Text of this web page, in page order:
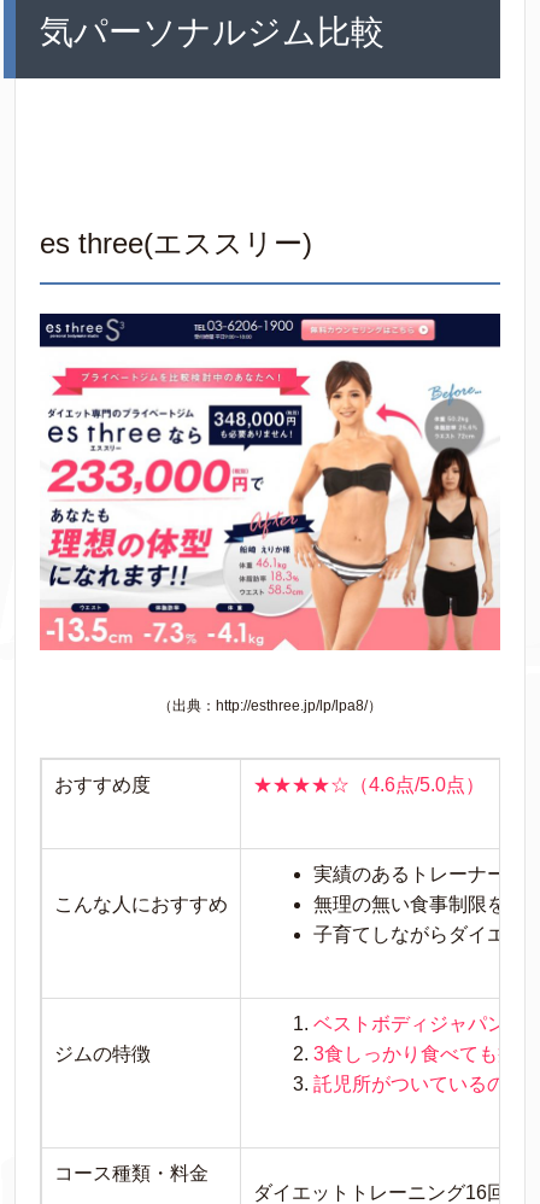
気パーソナルジム比較
es three(エススリー)
（出典：http://esthree.jp/lp/lpa8/）
おすすめ度 ★★★★☆（4.6点/5.0点）
こんな人におすすめ
実績のあるトレーナーに
無理の無い食事制限をし
子育てしながらダイエッ
ジムの特徴
ベストボディジャパン優
3食しっかり食べても痩
託児所がついているので
コース種類・料金
ダイエットトレーニング16回＋